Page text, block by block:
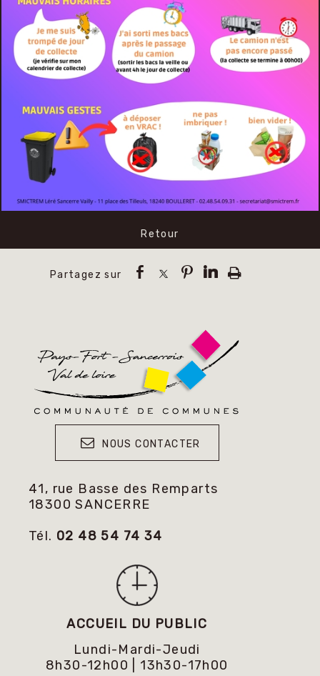
Retour
NOUS CONTACTER
41, rue Basse des Remparts
18300 SANCERRE
Tél. 02 48 54 74 34
ACCUEIL DU PUBLIC
Lundi-Mardi-Jeudi
8h30-12h00 | 13h30-17h00